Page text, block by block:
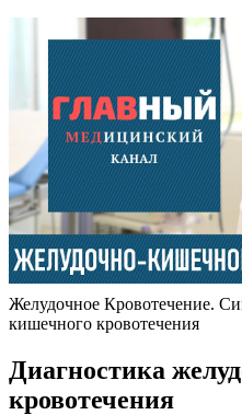
Желудочное Кровотечение.
кишечного кровотечения
Диагностика
кровотечения